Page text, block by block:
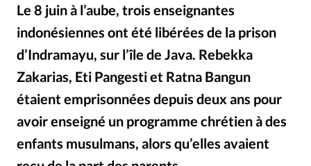
Se connecter
Devise:
RUBRIQUES
Toute l'actualité Bible
Economie
Eglises
Histoire Laicité
Liberté religieuse
Mission
Monde People Politique
Religions
Société
Le 8 juin à l’aube, trois enseignantes
indonésiennes ont été libérées de la prison
d’Indramayu, sur l’île de Java. Rebekka
Zakarias, Eti Pangesti et Ratna Bangun
étaient emprisonnées depuis deux ans pour
avoir enseigné un programme chrétien à des
enfants musulmans, alors qu’elles avaient